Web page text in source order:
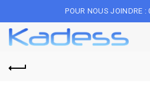
POUR NOUS JOINDRE :